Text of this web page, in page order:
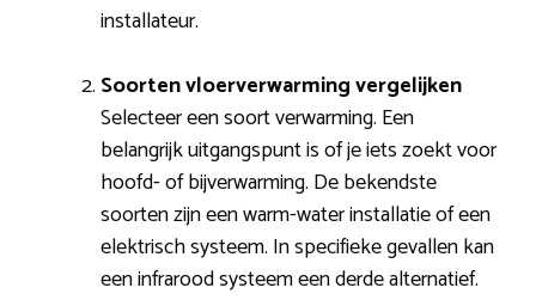
installateur.
Soorten vloerverwarming vergelijken
Selecteer een soort verwarming. Een
belangrijk uitgangspunt is of je iets zoekt voor
hoofd- of bijverwarming. De bekendste
soorten zijn een warm-water installatie of een
elektrisch systeem. In specifieke gevallen kan
een infrarood systeem een derde alternatief.